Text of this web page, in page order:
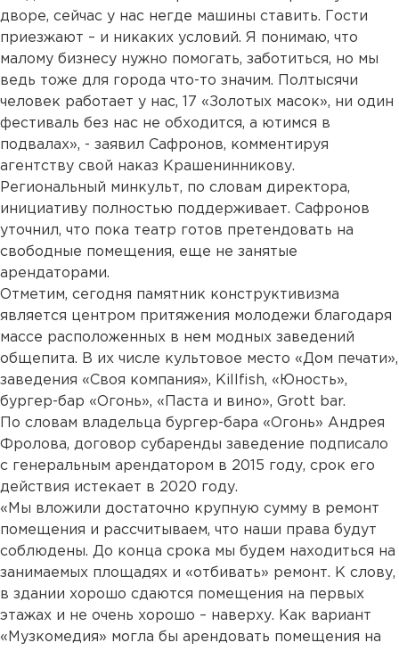
дворе, сейчас у нас негде машины ставить. Гости
приезжают – и никаких условий. Я понимаю, что
малому бизнесу нужно помогать, заботиться, но мы
ведь тоже для города что-то значим. Полтысячи
человек работает у нас, 17 «Золотых масок», ни один
фестиваль без нас не обходится, а ютимся в
подвалах», - заявил Сафронов, комментируя
агентству свой наказ Крашенинникову.
Региональный минкульт, по словам директора,
инициативу полностью поддерживает. Сафронов
уточнил, что пока театр готов претендовать на
свободные помещения, еще не занятые
арендаторами.
Отметим, сегодня памятник конструктивизма
является центром притяжения молодежи благодаря
массе расположенных в нем модных заведений
общепита. В их числе культовое место «Дом печати»,
заведения «Своя компания», Killfish, «Юность»,
бургер-бар «Огонь», «Паста и вино», Grott bar.
По словам владельца бургер-бара «Огонь» Андрея
Фролова, договор субаренды заведение подписало
с генеральным арендатором в 2015 году, срок его
действия истекает в 2020 году.
«Мы вложили достаточно крупную сумму в ремонт
помещения и рассчитываем, что наши права будут
соблюдены. До конца срока мы будем находиться на
занимаемых площадях и «отбивать» ремонт. К слову,
в здании хорошо сдаются помещения на первых
этажах и не очень хорошо – наверху. Как вариант
«Музкомедия» могла бы арендовать помещения на